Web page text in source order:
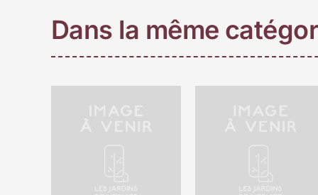
Dans la même